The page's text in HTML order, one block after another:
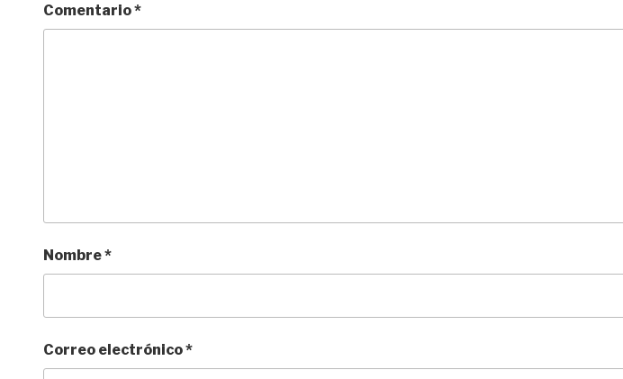
Comentario*
Nombre*
Correo electrónico*